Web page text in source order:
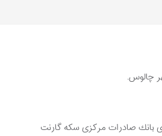
چالوس.
بانك صادرات مركزی سكه گارنت